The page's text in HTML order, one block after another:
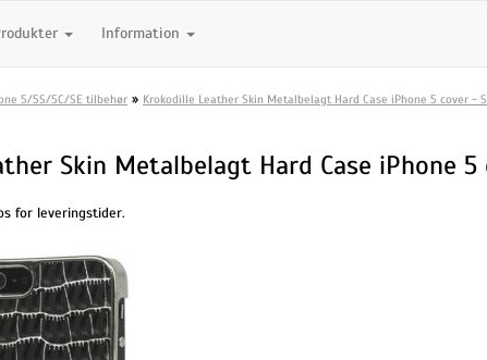
Information
5/5S/5C/SE tilbehør » Krokodille Leather Skin Metalbelagt Hard Case iPhone 5 cover -
Skin Metalbelagt Hard Case iPhone
for leveringstider.